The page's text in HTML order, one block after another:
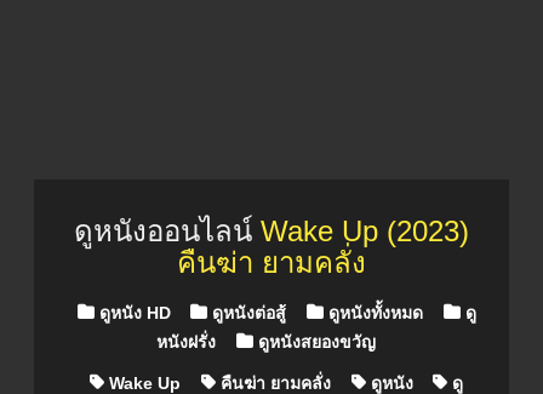
ดูหนังออนไลน์ Wake Up (2023)
คืนฆ่า ยามคลั่ง
Posted in
ดูหนัง HD ดูหนังต่อสู้ ดูหนังทั้งหมด
ดู
หนังฝรั่ง
ดูหนังสยองขวัญ
Wake Up คืนฆ่า ยามคลั่ง ดูหนัง
ดู